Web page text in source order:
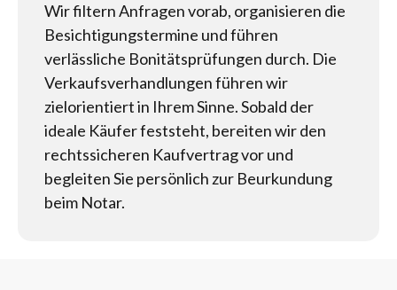
Wir filtern Anfragen vorab, organisieren die
Besichtigungstermine und führen
verlässliche Bonitätsprüfungen durch. Die
Verkaufsverhandlungen führen wir
zielorientiert in Ihrem Sinne. Sobald der
ideale Käufer feststeht, bereiten wir den
rechtssicheren Kaufvertrag vor und
begleiten Sie persönlich zur Beurkundung
beim Notar.